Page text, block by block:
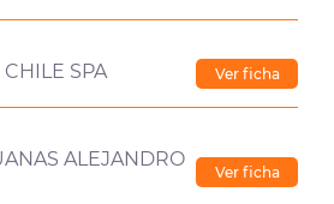
SPA Ver ficha
ALEJANDRO
Ver ficha